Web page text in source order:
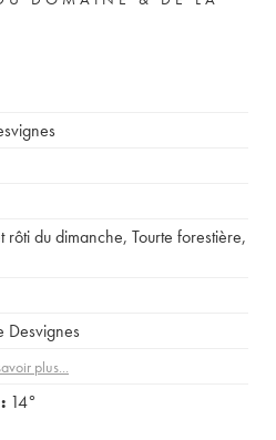
rôti du dimanche, Tourte forestière,
Desvignes
plus...
14°